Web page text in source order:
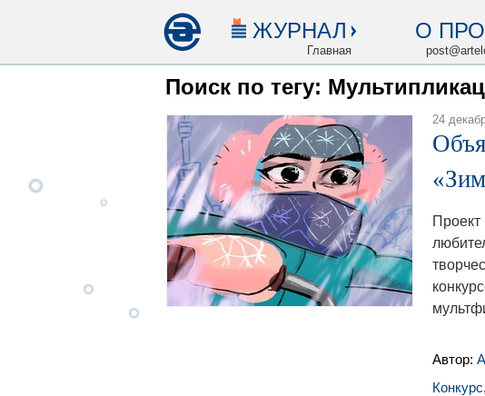
ЖУРНАЛ
Главная
О
Поиск по тегу:
24
Проект
Автор:
Конкурс,